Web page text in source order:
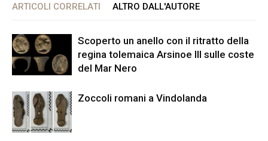
ARTICOLI CORRELATI ALTRO DALL'AUTORE
Scoperto un anello con il ritratto della
regina tolemaica Arsinoe III sulle coste
del Mar Nero
Zoccoli romani a Vindolanda